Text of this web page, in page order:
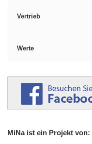
Vertrieb
Werte
MiNa ist ein Projekt von: